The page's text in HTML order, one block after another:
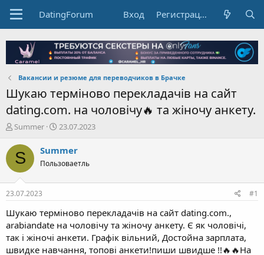
DatingForum Вход Регистрация
Вакансии и резюме для переводчиков в Брачке
Шукаю терміново перекладачів на сайт
dating.com. на чоловічу🔥 та жіночу анкету.
А
в
т
о
р
т
е
м
ы
Summer
Д
а
т
н
а
а
а
23.07.2023
S Пользоваетль
23.07.2023
Шукаю терміново перекладачів на сайт dating.com.,
arabiandate на чоловічу та жіночу анкету. Є як чоловічі,
так і жіночі анкети. Графік вільний, Достойна зарплата,
швидке навчання, топові анкети!пиши швидше !!🔥🔥На
даний момент вільні 2 шикарні анкети.